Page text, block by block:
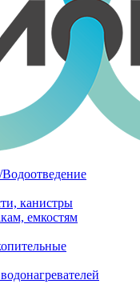
канистры
емкостям